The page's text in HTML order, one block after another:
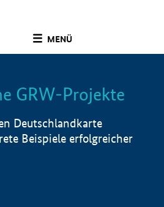
MENÜ
Info
GRW-Projekte
Deutschlandkarte
Beispiele erfolgreicher